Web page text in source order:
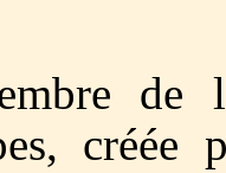
de
créée